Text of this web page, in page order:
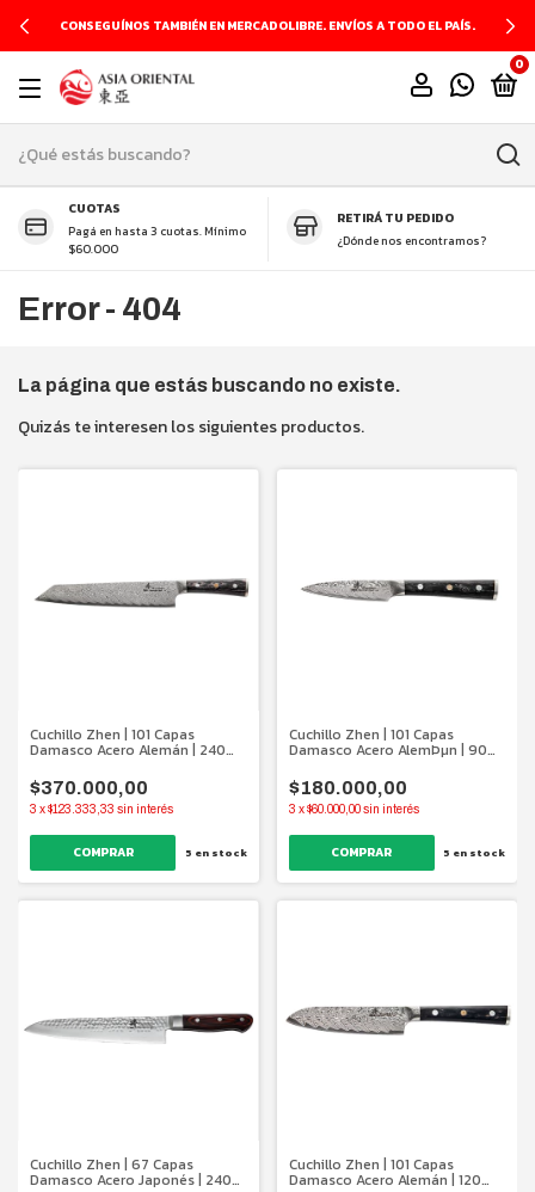
CONSEGUÍNOS TAMBIÉN EN MERCADOLIBRE. ENVÍOS A TODO EL PAÍS.
0
CUOTAS
Pagá en hasta 3 cuotas. Mínimo
$60.000
RETIRÁ TU PEDIDO
¿Dónde nos encontramos?
Error - 404
La página que estás buscando no existe.
Quizás te interesen los siguientes productos.
Cuchillo Zhen | 101 Capas
Damasco Acero Alemán | 240
$370.000,00
3 x$123.333,33 sin interés
5 en stock
Cuchillo Zhen | 101 Capas
Damasco Acero AlemÞµn | 90
$180.000,00
3 x$60.000,00 sin interés
5 en stock
Cuchillo Zhen | 67 Capas
Damasco Acero Japonés | 240
Cuchillo Zhen | 101 Capas
Damasco Acero Alemán | 120